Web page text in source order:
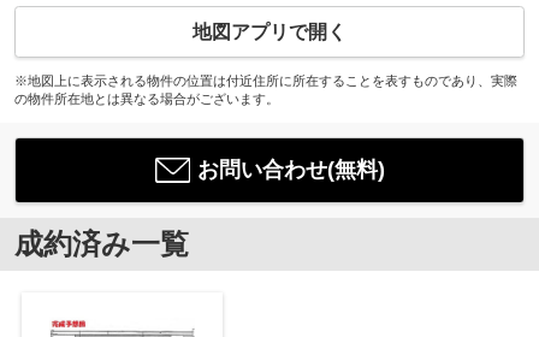
地図アプリで開く
※地図上に表示される物件の位置は付近住所に所在することを表すものであり、実際
の物件所在地とは異なる場合がございます。
お問い合わせ(無料)
成約済み一覧